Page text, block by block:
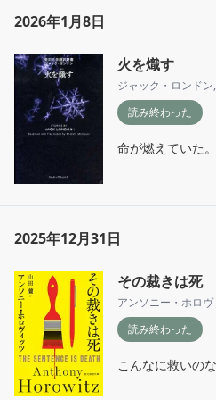
2026年1月8日
火を熾す
ジャック・ロンドン,
読み終わった
命が燃えていた。
2025年12月31日
その裁きは死
アンソニー・ホロヴ
読み終わった
こんなに救いの